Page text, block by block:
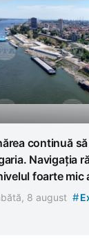
continuă
Navigația
foarte mic
8 august #